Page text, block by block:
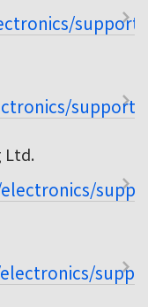
support
support
Ltd.